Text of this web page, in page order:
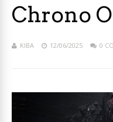
Chrono
KIBA 12/06/2025 0